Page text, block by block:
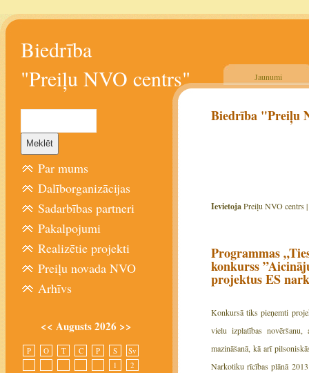
Biedrība
"Preiļu NVO centrs"
Jaunumi
Biedrība "Preiļu
IevietojaPreiļu NVO centrs |
Programmas
konkurss
projektus ES
Konkursā tiks pieņemti
vielu izplatības novēršanu,
mazināšanā, kā arī
Narkotiku rīcības plānā
Par mums
Dalīborganizācijas
Sadarbības partneri
Pakalpojumi
Realizētie projekti
Preiļu novada NVO
Arhīvs
<< Augusts 2026 >>
P O T C P S
Sv
1
2